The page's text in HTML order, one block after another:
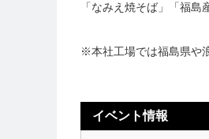
「なみえ焼そば」「福
※本社工場では福島県や
イベント情報